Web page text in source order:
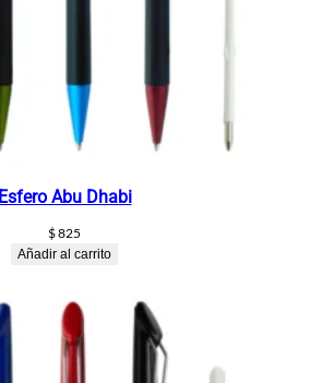
Esfero Abu Dhabi
$825
Añadir al carrito